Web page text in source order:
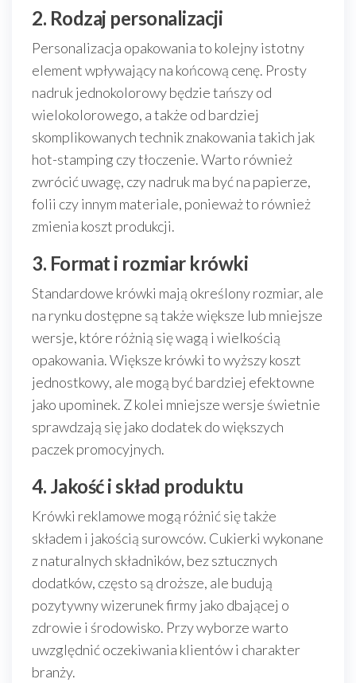
2. Rodzaj personalizacji
Personalizacja opakowania to kolejny istotny
element wpływający na końcową cenę. Prosty
nadruk jednokolorowy będzie tańszy od
wielokolorowego, a także od bardziej
skomplikowanych technik znakowania takich jak
hot-stamping czy tłoczenie. Warto również
zwrócić uwagę, czy nadruk ma być na papierze,
folii czy innym materiale, ponieważ to również
zmienia koszt produkcji.
3. Format i rozmiar krówki
Standardowe krówki mają określony rozmiar, ale
na rynku dostępne są także większe lub mniejsze
wersje, które różnią się wagą i wielkością
opakowania. Większe krówki to wyższy koszt
jednostkowy, ale mogą być bardziej efektowne
jako upominek. Z kolei mniejsze wersje świetnie
sprawdzają się jako dodatek do większych
paczek promocyjnych.
4. Jakość i skład produktu
Krówki reklamowe mogą różnić się także
składem i jakością surowców. Cukierki wykonane
z naturalnych składników, bez sztucznych
dodatków, często są droższe, ale budują
pozytywny wizerunek firmy jako dbającej o
zdrowie i środowisko. Przy wyborze warto
uwzględnić oczekiwania klientów i charakter
branży.